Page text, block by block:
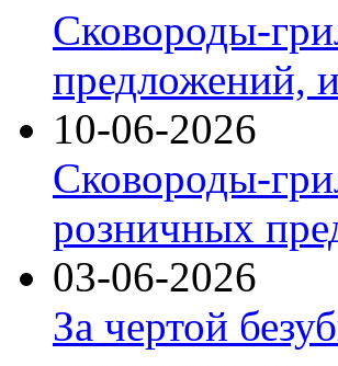
Сковороды-
предложений,
10-06-2026
Сковороды-
розничных
03-06-2026
За чертой